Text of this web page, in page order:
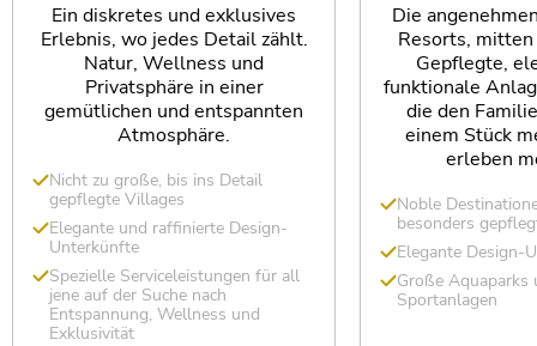
Ein diskretes und exklusives
Erlebnis, wo jedes Detail zählt.
Natur, Wellness und
Privatsphäre in einer
gemütlichen und entspannten
Atmosphäre.
Nicht zu große, bis ins Detail
gepflegte Villages
Elegante und raffinierte Design-
Unterkünfte
Spezielle Serviceleistungen für all
jene auf der Suche nach
Entspannung, Wellness und
Exklusivität
Die
Resorts,
Gepflegte,
funktionale
die den
einem Stück
erleben
Noble
besonders
Elegante Design-
Große Aquaparks
Sportanlagen